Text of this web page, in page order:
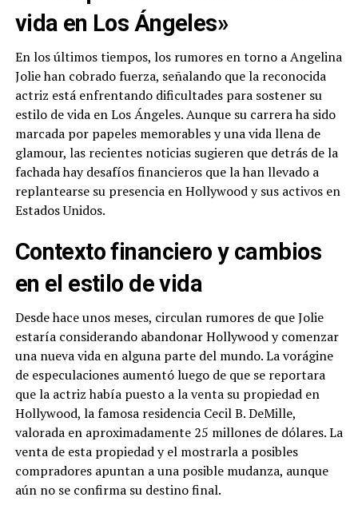
vida en Los Ángeles»
En los últimos tiempos, los rumores en torno a Angelina
Jolie han cobrado fuerza, señalando que la reconocida
actriz está enfrentando dificultades para sostener su
estilo de vida en Los Ángeles. Aunque su carrera ha sido
marcada por papeles memorables y una vida llena de
glamour, las recientes noticias sugieren que detrás de la
fachada hay desafíos financieros que la han llevado a
replantearse su presencia en Hollywood y sus activos en
Estados Unidos.
Contexto financiero y cambios
en el estilo de vida
Desde hace unos meses, circulan rumores de que Jolie
estaría considerando abandonar Hollywood y comenzar
una nueva vida en alguna parte del mundo. La vorágine
de especulaciones aumentó luego de que se reportara
que la actriz había puesto a la venta su propiedad en
Hollywood, la famosa residencia Cecil B. DeMille,
valorada en aproximadamente 25 millones de dólares. La
venta de esta propiedad y el mostrarla a posibles
compradores apuntan a una posible mudanza, aunque
aún no se confirma su destino final.